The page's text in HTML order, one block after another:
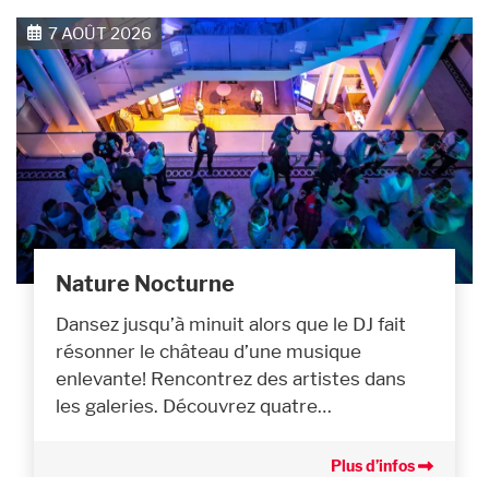
7 AOÛT 2026
Nature Nocturne
Dansez jusqu’à minuit alors que le DJ fait
résonner le château d’une musique
enlevante! Rencontrez des artistes dans
les galeries. Découvrez quatre…
Plus d’infos